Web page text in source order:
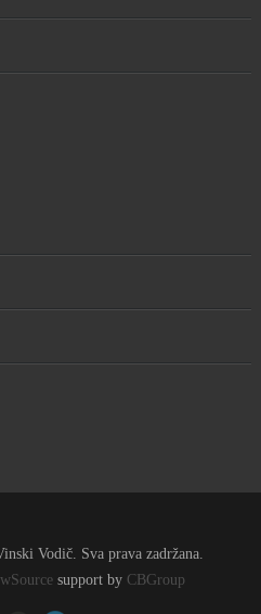
Vodič. Sva prava zadržana.
support by CBGroup